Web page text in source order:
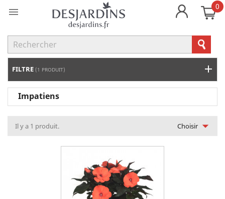
 0
FILTRE (1 PRODUIT)
Impatiens
Choisir 
Il y a 1 produit.